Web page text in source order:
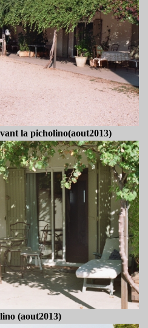
la picholino(aout2013)
(aout2013)